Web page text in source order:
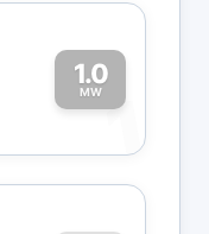
1.0
MW1